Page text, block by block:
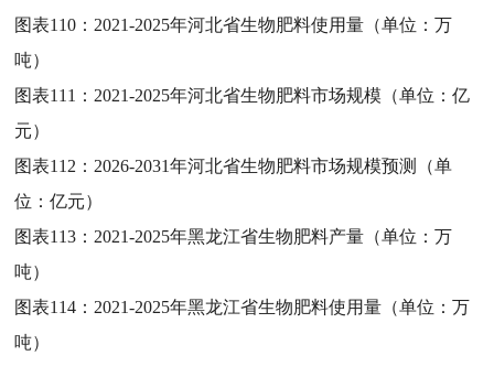
图表110： 2021-2025年河北省生物肥料使用量（单位：万
吨）
图表111： 2021-2025年河北省生物肥料市场规模（单位：亿
元）
图表112： 2026-2031年河北省生物肥料市场规模预测（单
位：亿元）
图表113： 2021-2025年黑龙江省生物肥料产量（单位：万
吨）
图表114： 2021-2025年黑龙江省生物肥料使用量（单位：万
吨）